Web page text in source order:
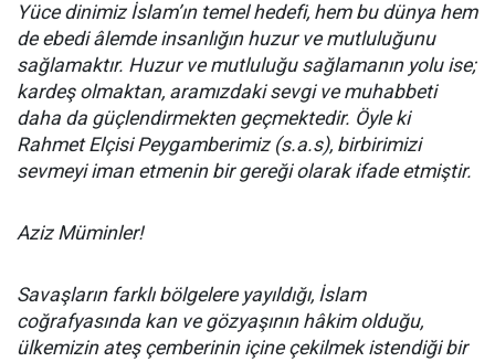
Yüce dinimiz İslam’ın temel hedefi, hem bu dünya hem
de ebedi âlemde insanlığın huzur ve mutluluğunu
sağlamaktır. Huzur ve mutluluğu sağlamanın yolu ise;
kardeş olmaktan, aramızdaki sevgi ve muhabbeti
daha da güçlendirmekten geçmektedir. Öyle ki
Rahmet Elçisi Peygamberimiz (s.a.s), birbirimizi
sevmeyi iman etmenin bir gereği olarak ifade etmiştir.
Aziz Müminler!
Savaşların farklı bölgelere yayıldığı, İslam
coğrafyasında kan ve gözyaşının hâkim olduğu,
ülkemizin ateş çemberinin içine çekilmek istendiği bir